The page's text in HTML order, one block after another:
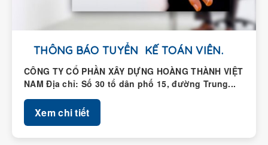
THÔNG BÁO TUYỂN KẾ TOÁN VIÊN.
CÔNG TY CỔ PHẦN XÂY DỰNG HOÀNG THÀNH VIỆT
NAM Địa chỉ: Số 30 tổ dân phố 15, đường Trung...
Xem chi tiết